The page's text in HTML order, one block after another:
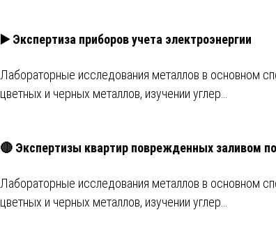
▶️ Экспертиза приборов учета электроэнергии
Лабораторные исследования металлов в основном
цветных и черных металлов, изучении углер…
🔴 Экспертизы квартир поврежденных заливом
Лабораторные исследования металлов в основном
цветных и черных металлов, изучении углер…